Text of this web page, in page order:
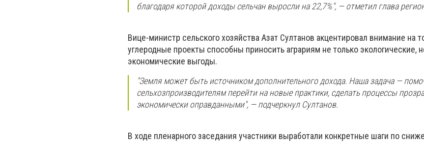
благодаря которой доходы сельчан выросли на 22,7%", — отметил глава
Вице-министр сельского хозяйства Азат Султанов акцентировал внимание на
углеродные проекты способны приносить аграриям не только экологические,
экономические выгоды.
"Земля может быть источником дополнительного дохода. Наша задача —
сельхозпроизводителям перейти на новые практики, сделать процессы
экономически оправданными", — подчеркнул Султанов.
В ходе пленарного заседания участники выработали конкретные шаги по